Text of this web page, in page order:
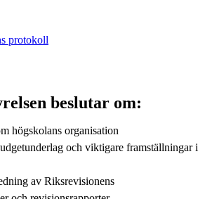
protokoll
beslutar om:
högskolans organisation
och viktigare framställningar i
av Riksrevisionens